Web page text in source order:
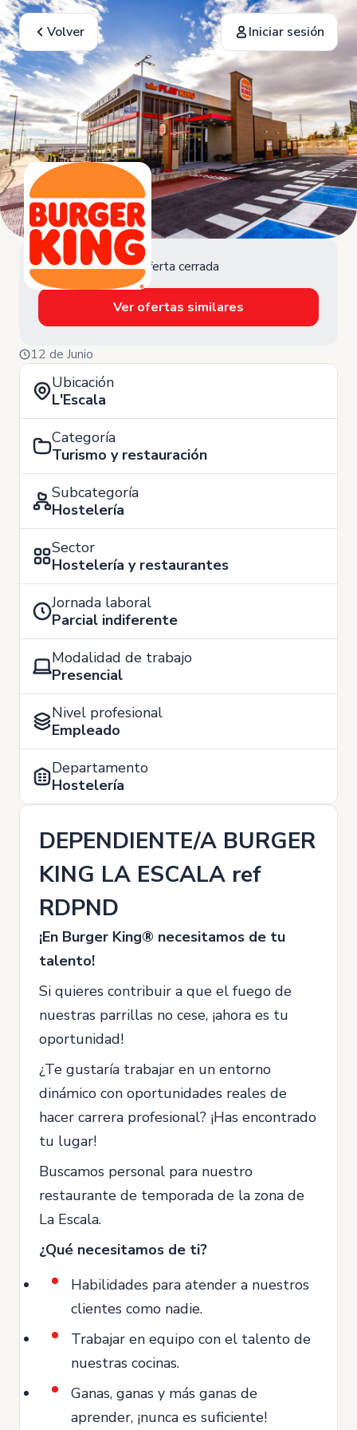
Volver Iniciar sesión
Oferta cerrada
Ver ofertas similares
12 de Junio
Ubicación
L'Escala
Categoría
Turismo y restauración
Subcategoría
Hostelería
Sector
Hostelería y restaurantes
Jornada laboral
Parcial indiferente
Modalidad de trabajo
Presencial
Nivel profesional
Empleado
Departamento
Hostelería
DEPENDIENTE/A BURGER
KING LA ESCALA ref
RDPND
¡En Burger King® necesitamos de tu
talento!
Si quieres contribuir a que el fuego de
nuestras parrillas no cese, ¡ahora es tu
oportunidad!
¿Te gustaría trabajar en un entorno
dinámico con oportunidades reales de
hacer carrera profesional? ¡Has encontrado
tu lugar!
Buscamos personal para nuestro
restaurante de temporada de la zona de
La Escala.
¿Qué necesitamos de ti?
Habilidades para atender a nuestros
clientes como nadie.
Trabajar en equipo con el talento de
nuestras cocinas.
Ganas, ganas y más ganas de
aprender, ¡nunca es suficiente!